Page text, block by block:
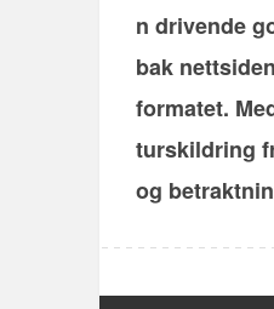
n drivende
bak
formatet.
turskildring
og